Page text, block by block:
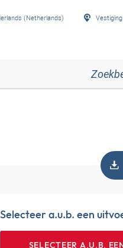
(Netherlands)
Selecteer a.u.b. een
SELECTEER A.U.B.